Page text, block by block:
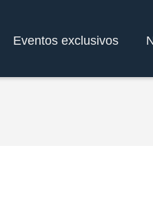
Eventos exclusivos